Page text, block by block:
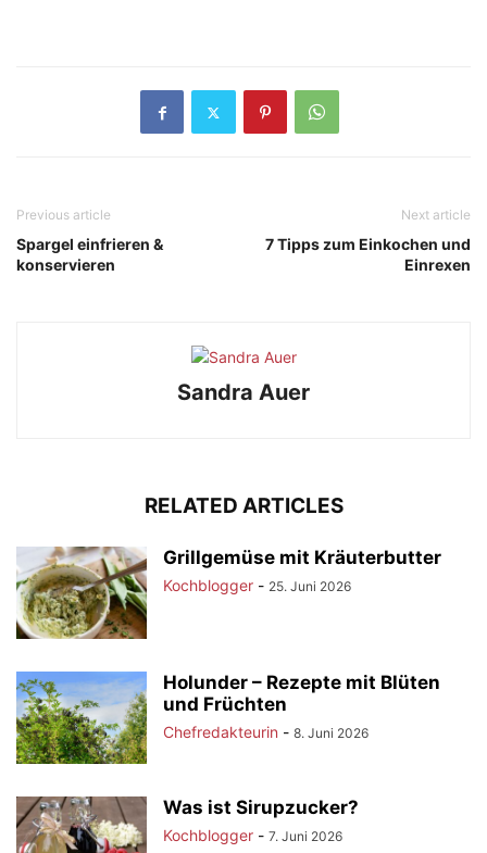
Previous article
Spargel einfrieren &
konservieren
Next article
7 Tipps zum Einkochen und
Einrexen
Sandra Auer
RELATED ARTICLES
Grillgemüse mit Kräuterbutter
Kochblogger - 25. Juni 2026
Holunder – Rezepte mit Blüten
und Früchten
Chefredakteurin - 8. Juni 2026
Was ist Sirupzucker?
Kochblogger - 7. Juni 2026